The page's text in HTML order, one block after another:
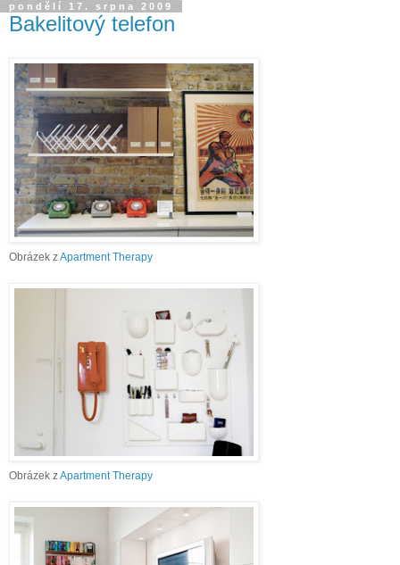
pondělí 17. srpna 2009
Bakelitový telefon
Obrázek zApartment Therapy
Obrázek zApartment Therapy